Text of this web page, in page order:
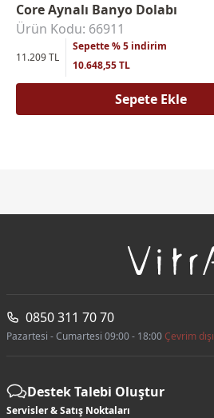
Core Aynalı Banyo Dolabı
Ürün Kodu: 66911
11.209 TL
Sepette % 5 indirim
10.648,55 TL
Sepete Ekle
0850 311 70 70
Pazartesi - Cumartesi 09:00 - 18:00Çevrim dışı
Destek Talebi Oluştur
Servisler & Satış Noktaları